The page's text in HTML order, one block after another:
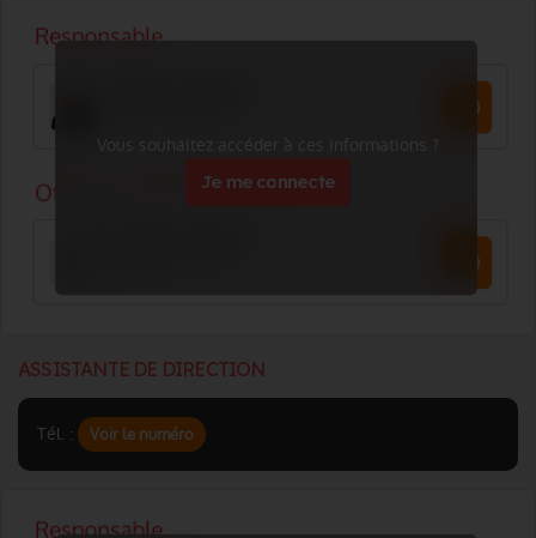
Vous souhaitez accéder à ces informations ?
Je me connecte
ASSISTANTE DE DIRECTION
Tél. : Voir le numéro